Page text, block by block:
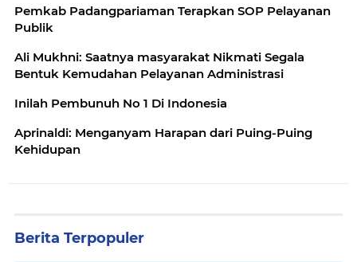
Pemkab Padangpariaman Terapkan SOP Pelayanan
Publik
Ali Mukhni: Saatnya masyarakat Nikmati Segala
Bentuk Kemudahan Pelayanan Administrasi
Inilah Pembunuh No 1 Di Indonesia
Aprinaldi: Menganyam Harapan dari Puing-Puing
Kehidupan
Berita Terpopuler